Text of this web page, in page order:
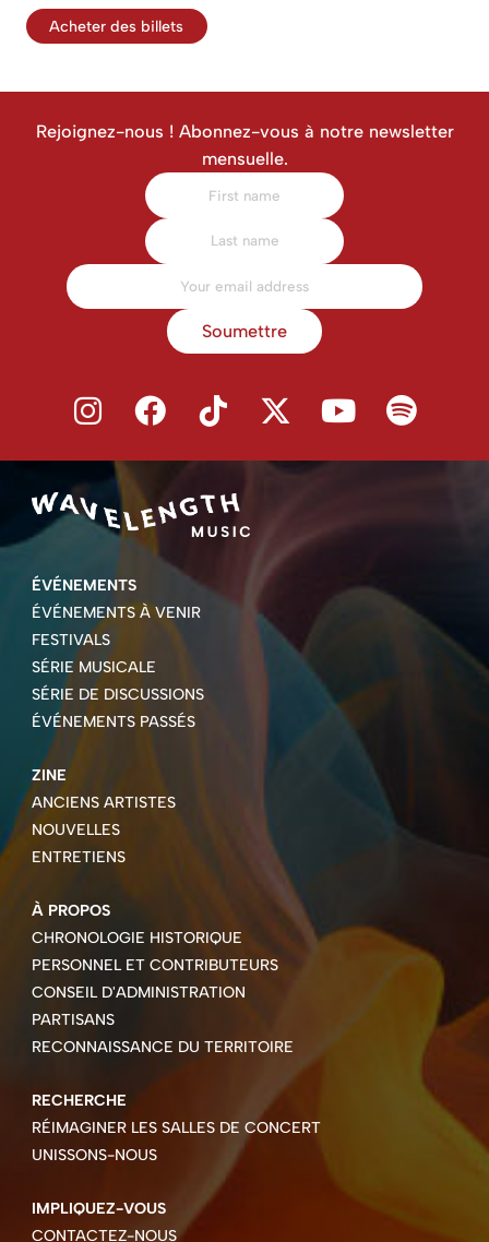
Acheter des billets
Rejoignez-nous ! Abonnez-vous à notre newsletter
mensuelle.
Soumettre
ÉVÉNEMENTS
ÉVÉNEMENTS À VENIR
FESTIVALS
SÉRIE MUSICALE
SÉRIE DE DISCUSSIONS
ÉVÉNEMENTS PASSÉS
ZINE
ANCIENS ARTISTES
NOUVELLES
ENTRETIENS
À PROPOS
CHRONOLOGIE HISTORIQUE
PERSONNEL ET CONTRIBUTEURS
CONSEIL D'ADMINISTRATION
PARTISANS
RECONNAISSANCE DU TERRITOIRE
RECHERCHE
RÉIMAGINER LES SALLES DE CONCERT
UNISSONS-NOUS
IMPLIQUEZ-VOUS
CONTACTEZ-NOUS